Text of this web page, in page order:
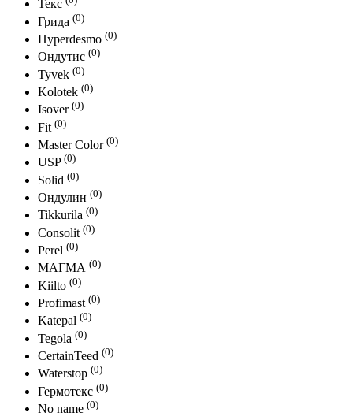
Текс
Грида (0)
Hyperdesmo (0)
Ондутис (0)
Tyvek (0)
Kolotek (0)
Isover (0)
Fit (0)
Master Color (0)
USP (0)
Solid (0)
Ондулин (0)
Tikkurila (0)
Consolit (0)
Perel (0)
МАГМА (0)
Kiilto (0)
Profimast (0)
Katepal (0)
Tegola (0)
CertainTeed (0)
Waterstop (0)
Гермотекс (0)
No name (0)